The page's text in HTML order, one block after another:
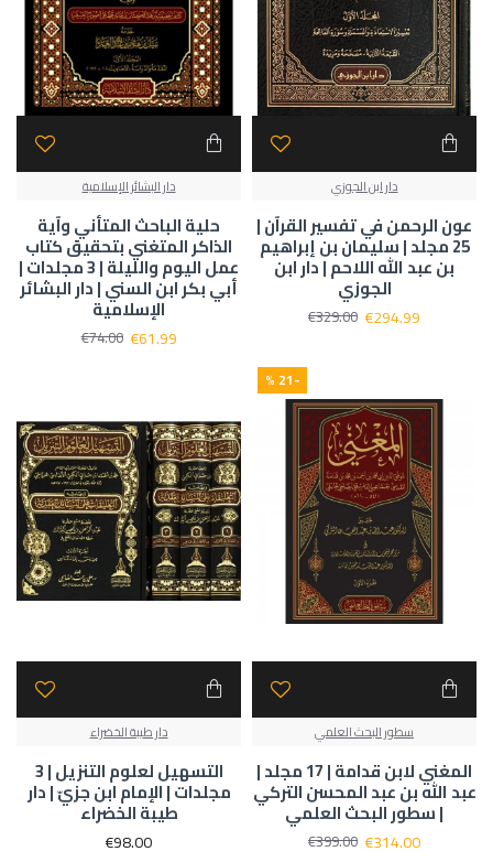
دار ابن الجوزي
عون الرحمن في تفسير القرآن |
25 مجلد | سليمان بن إبراهيم
بن عبد الله اللاحم | دار ابن
الجوزي
€294.99
€329.00
دار البشائر الإسلامية
حلية الباحث المتأني وآية
الذاكر المتغني بتحقيق كتاب
عمل اليوم والليلة | 3 مجلدات |
أبي بكر ابن السني | دار البشائر
الإسلامية
€61.99
€74.00
-21 %
سطور البحث العلمي
المغني لابن قدامة | 17 مجلد |
عبد الله بن عبد المحسن التركي
| سطور البحث العلمي
€314.00
€399.00
دار طيبة الخضراء
التسهيل لعلوم التنزيل | 3
مجلدات | الإمام ابن جزيّ | دار
طيبة الخضراء
€98.00